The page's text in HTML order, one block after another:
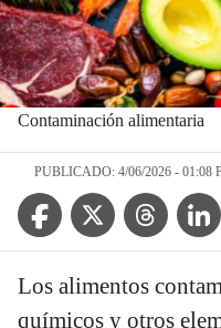
Contaminación alimentaria
PUBLICADO: 4/06/2026 - 01:08
Facebook IconTwitter IconThreads Icon
Los alimentos
químicos y otros